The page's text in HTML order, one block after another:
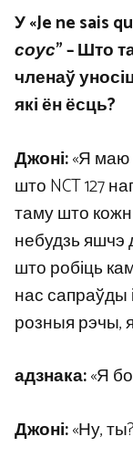
У «Je ne sais
соус” – Што
членаў
які ён ёсць?
Джоні:«Я маю
што NCT 127
таму што
небудзь яшчэ
што робіць
нас сапраўды
розныя рэчы,
адзнака:«Я
Джоні:«Ну,